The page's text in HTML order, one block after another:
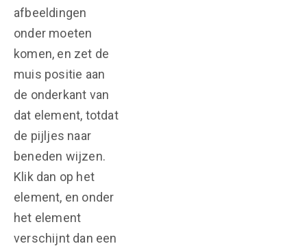
afbeeldingen
onder moeten
komen, en zet de
muis positie aan
de onderkant van
dat element, totdat
de pijljes naar
beneden wijzen.
Klik dan op het
element, en onder
het element
verschijnt dan een